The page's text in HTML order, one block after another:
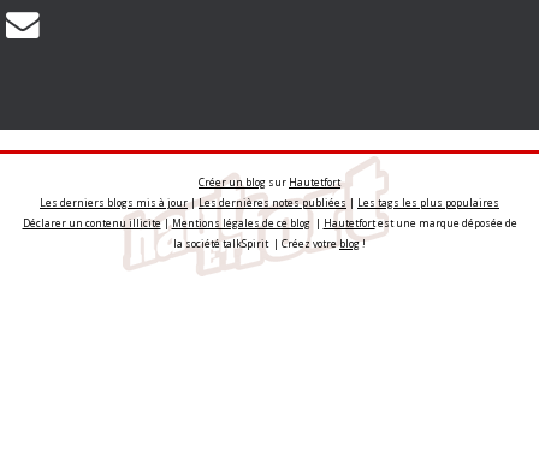
Créer un blog sur Hautetfort
Les derniers blogs mis à jour|Les dernières notes publiées | Les tags les plus populaires
Déclarer un contenu illicite|Mentions légales de ce blog| Hautetfortest une marque déposée de
la société talkSpirit | Créez votreblog!